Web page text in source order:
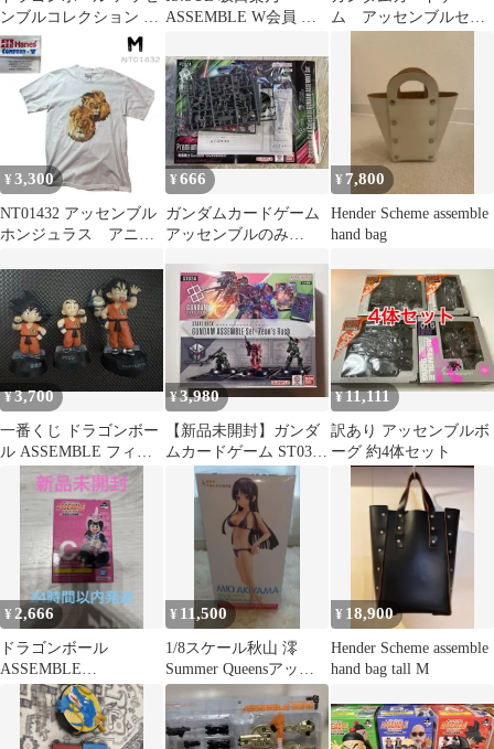
ンブルコレクション ア
クスタ4種セット
ASSEMBLE W会員 ト
ム アッセンブルセッ
¥ 3,300
NT01432 アッセンブル
ホンジュラス アニマ
アートTシャツ M白T
¥666
ガンダムカードゲーム
アッセンブルのみ
¥ 7,800
Hender Scheme assemble
hand bag
¥3,700
一番くじ ドラゴンボー
ル ASSEMBLE フィギ
ュア 3体セット
¥3,980
【新品未開封】ガンダ
ムカードゲーム ST03A
スタートデッキアッセ
ンブルセット
¥11,111
訳あり アッセンブルボ
ーグ 約4体セット
¥2,666
ドラゴンボール
ASSEMBLE
COLLECTION C賞 チチ
¥ 11,500
1/8スケール秋山 澪
Summer Queensアッセ
ンブルヒロインズけい
おん
¥ 18,900
Hender Scheme assemble
hand bag tall M